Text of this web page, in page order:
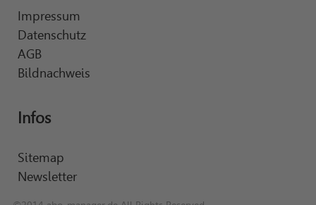
Impressum
Datenschutz
AGB
Bildnachweis
Infos
Sitemap
Newsletter